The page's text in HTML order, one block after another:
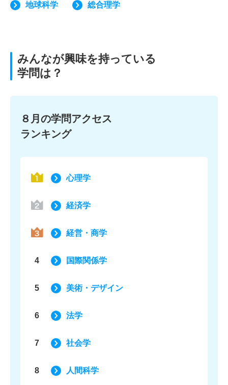
地球科学
総合理学
みんなが興味を持っている
学問は？
８月の学問アクセス
ランキング
心理学
経済学
経営・商学
4 国際関係学
5 美術・デザイン
6 法学
7 社会学
8 人間科学